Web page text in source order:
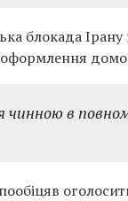
блокада Ірану
в